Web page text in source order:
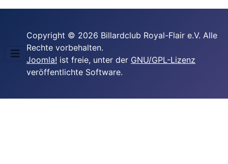
Copyright © 2026 Billardclub Royal-Flair e.V. Alle
Rechte vorbehalten.
Joomla! ist freie, unter der GNU/GPL-Lizenz
veröffentlichte Software.